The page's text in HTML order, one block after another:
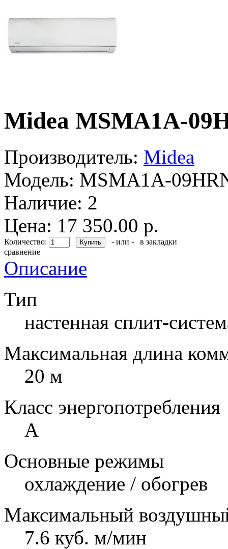
Midea MSMA1A-
Производитель: Midea
Модель: MSMA1A-
Наличие: 2
Цена: 17 350.00 р.
Количество: - или -
в закладки
сравнение
Описание
Тип
настенная сплит-
Максимальная длина
20 м
Класс энергопотребления
A
Основные режимы
охлаждение / обогрев
Максимальный
7.6 куб. м/мин